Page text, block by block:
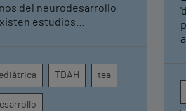
del neurodesarrollo
estudios
emocional y la
TDAH tea